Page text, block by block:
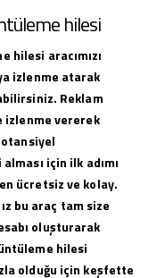
hilesi
hilesi aracımızı
izlenme atarak
Reklam
izlenme vererek
için ilk adımı
ücretsiz ve kolay.
bu araç tam size
oluşturarak
hilesi
olduğu için keşfette